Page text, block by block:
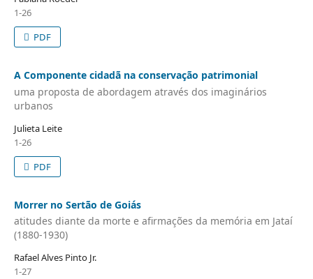
1-26
PDF
A Componente cidadã na conservação patrimonial
uma proposta de abordagem através dos imaginários
urbanos
Julieta Leite
1-26
PDF
Morrer no Sertão de Goiás
atitudes diante da morte e afirmações da memória em Jataí
(1880-1930)
Rafael Alves Pinto Jr.
1-27